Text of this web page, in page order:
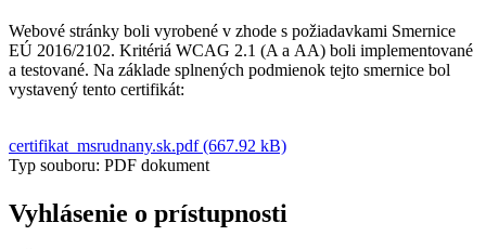
Webové stránky boli vyrobené v zhode s požiadavkami Smernice
EÚ 2016/2102. Kritériá WCAG 2.1 (A a AA) boli implementované
a testované. Na základe splnených podmienok tejto smernice bol
vystavený tento certifikát:
certifikat_msrudnany.sk.pdf (667.92 kB)
Typ souboru: PDF dokument
Vyhlásenie o prístupnosti